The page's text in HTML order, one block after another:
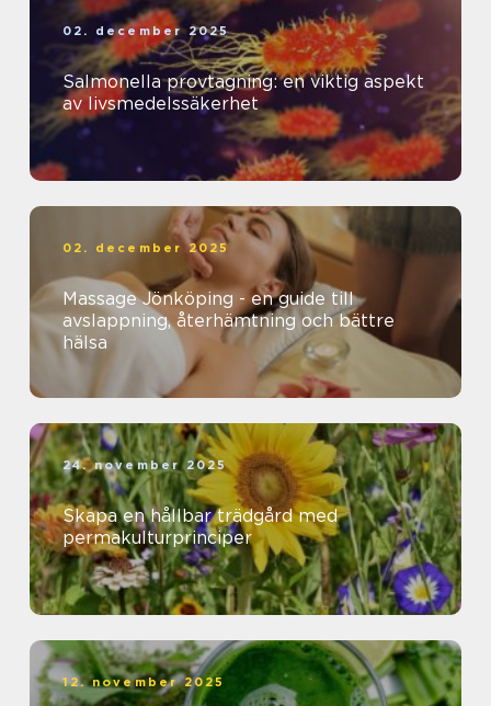
02. december 2025
Salmonella provtagning: en viktig aspekt
av livsmedelssäkerhet
02. december 2025
Massage Jönköping - en guide till
avslappning, återhämtning och bättre
hälsa
24. november 2025
Skapa en hållbar trädgård med
permakulturprinciper
12. november 2025